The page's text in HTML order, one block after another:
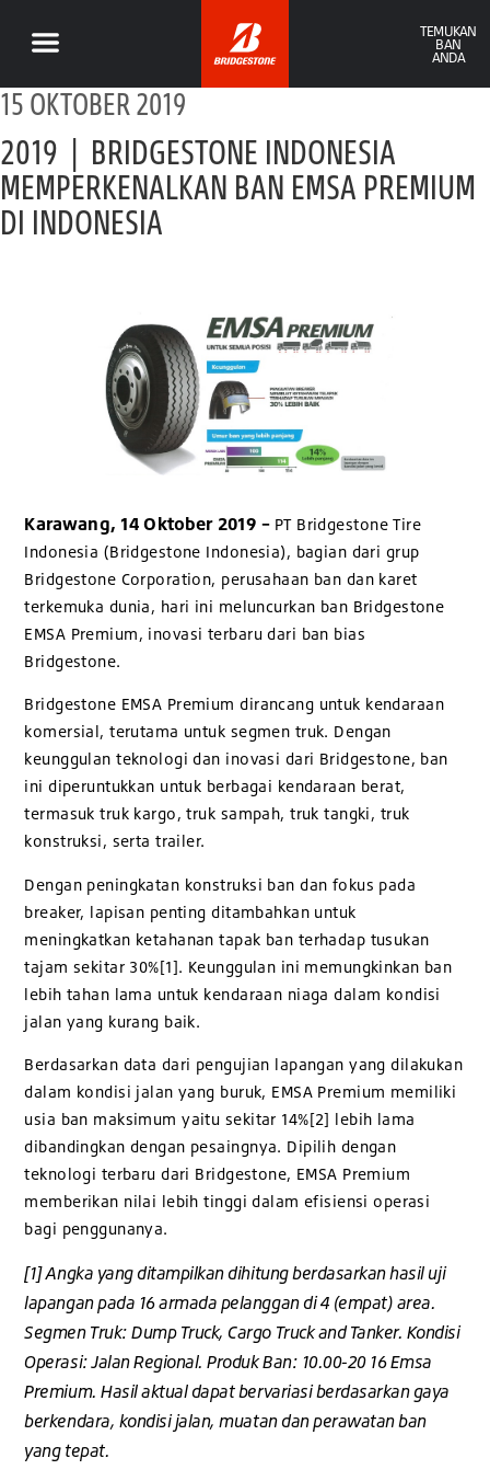
TEMUKAN
BAN
ANDA
15 OKTOBER 2019
2019 | BRIDGESTONE INDONESIA
MEMPERKENALKAN BAN EMSA PREMIUM
DI INDONESIA
Karawang, 14 Oktober 2019 – PT Bridgestone Tire
Indonesia (Bridgestone Indonesia), bagian dari grup
Bridgestone Corporation, perusahaan ban dan karet
terkemuka dunia, hari ini meluncurkan ban Bridgestone
EMSA Premium, inovasi terbaru dari ban bias
Bridgestone.
Bridgestone EMSA Premium dirancang untuk kendaraan
komersial, terutama untuk segmen truk. Dengan
keunggulan teknologi dan inovasi dari Bridgestone, ban
ini diperuntukkan untuk berbagai kendaraan berat,
termasuk truk kargo, truk sampah, truk tangki, truk
konstruksi, serta trailer.
Dengan peningkatan konstruksi ban dan fokus pada
breaker, lapisan penting ditambahkan untuk
meningkatkan ketahanan tapak ban terhadap tusukan
tajam sekitar 30%[1]. Keunggulan ini memungkinkan ban
lebih tahan lama untuk kendaraan niaga dalam kondisi
jalan yang kurang baik.
Berdasarkan data dari pengujian lapangan yang dilakukan
dalam kondisi jalan yang buruk, EMSA Premium memiliki
usia ban maksimum yaitu sekitar 14%[2] lebih lama
dibandingkan dengan pesaingnya. Dipilih dengan
teknologi terbaru dari Bridgestone, EMSA Premium
memberikan nilai lebih tinggi dalam efisiensi operasi
bagi penggunanya.
[1] Angka yang ditampilkan dihitung berdasarkan hasil uji
lapangan pada 16 armada pelanggan di 4 (empat) area.
Segmen Truk: Dump Truck, Cargo Truck and Tanker. Kondisi
Operasi: Jalan Regional. Produk Ban: 10.00-20 16 Emsa
Premium. Hasil aktual dapat bervariasi berdasarkan gaya
berkendara, kondisi jalan, muatan dan perawatan ban
yang tepat.